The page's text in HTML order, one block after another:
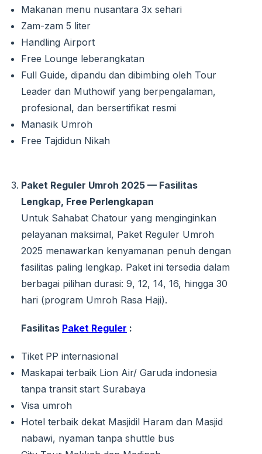
Makanan menu nusantara 3x sehari
Zam-zam 5 liter
Handling Airport
Free Lounge leberangkatan
Full Guide, dipandu dan dibimbing oleh Tour
Leader dan Muthowif yang berpengalaman,
profesional, dan bersertifikat resmi
Manasik Umroh
Free Tajdidun Nikah
Paket Reguler Umroh 2025 — Fasilitas
Lengkap, Free Perlengkapan
Untuk Sahabat Chatour yang menginginkan
pelayanan maksimal, Paket Reguler Umroh
2025 menawarkan kenyamanan penuh dengan
fasilitas paling lengkap. Paket ini tersedia dalam
berbagai pilihan durasi: 9, 12, 14, 16, hingga 30
hari (program Umroh Rasa Haji).
Fasilitas Paket Reguler :
Tiket PP internasional
Maskapai terbaik Lion Air/ Garuda indonesia
tanpa transit start Surabaya
Visa umroh
Hotel terbaik dekat Masjidil Haram dan Masjid
nabawi, nyaman tanpa shuttle bus